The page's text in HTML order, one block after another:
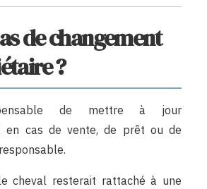
de changement
?
de mettre à jour
en cas de vente, de prêt ou de
cheval resterait rattaché à une